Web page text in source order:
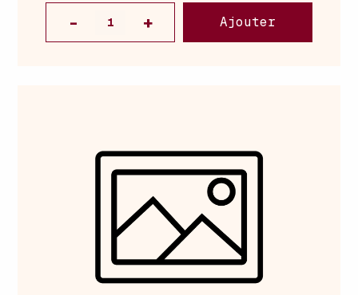
Ajouter